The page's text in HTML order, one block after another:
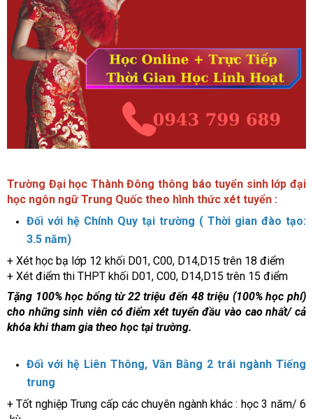
Trường Đại học Thành Đông thông báo tuyển sinh lớp đại
học ngôn ngữ Trung Quốc theo hình thức xét tuyển :
Đối với hệ Chính Quy tại trường ( Thời gian đào tạo:
3.5 năm)
+ Xét học bạ lớp 12 khối D01, C00, D14,D15 trên 18 điểm
+ Xét điểm thi THPT khối D01, C00, D14,D15 trên 15 điểm
Tặng 100% học bổng từ 22 triệu đến 48 triệu (100% học phí)
cho những sinh viên có điểm xét tuyển đầu vào cao nhất/ cả
khóa khi tham gia theo học tại trường.
Đối với hệ Liên Thông, Văn Bằng 2 trái ngành Tiếng
trung
+ Tốt nghiệp Trung cấp các chuyên ngành khác : học 3 năm/ 6